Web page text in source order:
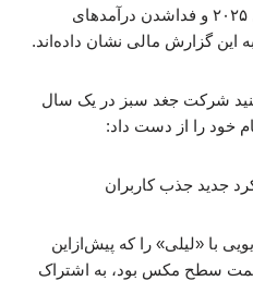
سرعت جذب کاربر در اواخر سال ۲۰۲۵ و فداشدن درآمدهای
این گزارش مالی نشان داده‌اند.
شرکت جغد سبز در یک سال
جدید جذب کاربران
با «لیلی» را که پیش‌ازاین
سطح مکس بود، به اشتراک